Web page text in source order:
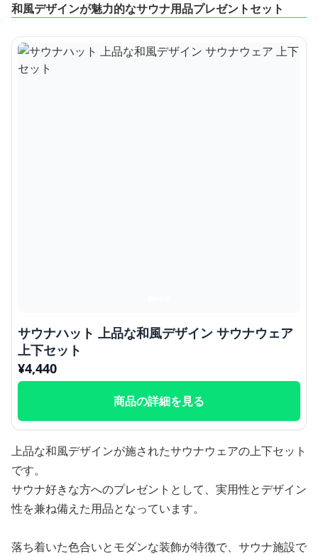
和風デザインが魅力的なサウナ用品プレゼントセット
サウナハット 上品な和風デザイン サウナウェア
上下セット
¥4,440
商品の詳細を見る
上品な和風デザインが施されたサウナウェアの上下セット
です。
サウナ好きな方へのプレゼントとして、実用性とデザイン
性を兼ね備えた用品となっています。
落ち着いた色合いとモダンな装飾が特徴で、サウナ施設で